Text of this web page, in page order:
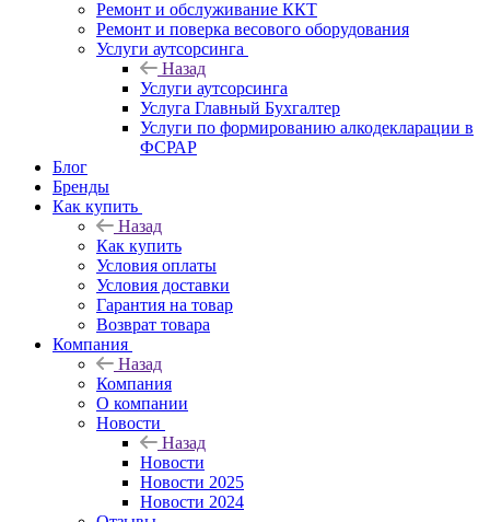
Ремонт и обслуживание ККТ
Ремонт и поверка весового оборудования
Услуги аутсорсинга
Назад
Услуги аутсорсинга
Услуга Главный Бухгалтер
Услуги по формированию алкодекларации в
ФСРАР
Блог
Бренды
Как купить
Назад
Как купить
Условия оплаты
Условия доставки
Гарантия на товар
Возврат товара
Компания
Назад
Компания
О компании
Новости
Назад
Новости
Новости 2025
Новости 2024